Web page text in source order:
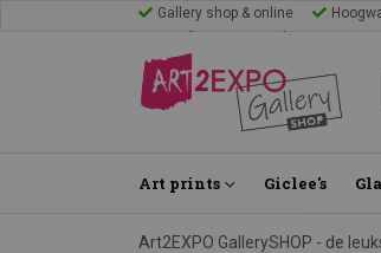
Gallery shop & online
Art prints Giclee's
Art2EXPO GallerySHOP - de